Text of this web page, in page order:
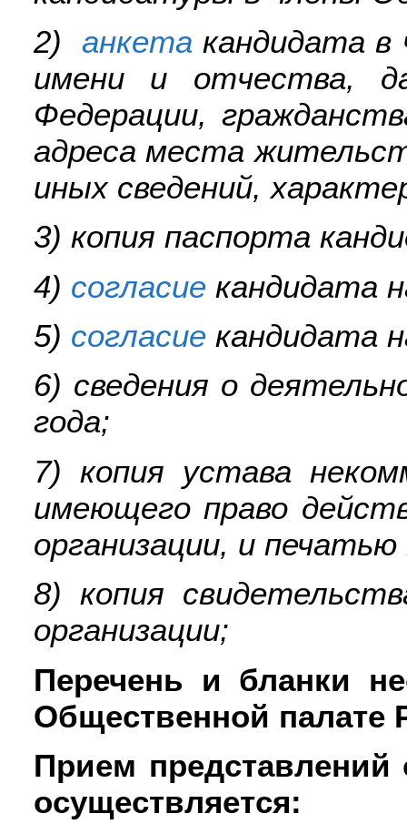
2)анкета кандидата
имени и отчества,
Федерации,
адреса места
иных сведений,
3) копия паспорта
4) согласие кандидата
5) согласие кандидата
6) сведения о
года;
7) копия устава
имеющего право
организации, и
8) копия
организации;
Перечень и бланки
Общественной палате
Прием
осуществляется: